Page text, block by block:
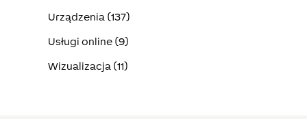
Urządzenia (137)
Usługi online (9)
Wizualizacja (11)